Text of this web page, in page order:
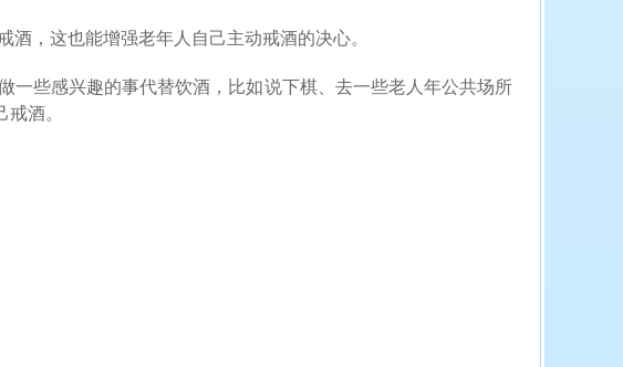
酒，这也能增强老年人自己主动戒酒的决心。
一些感兴趣的事代替饮酒，比如说下棋、去一些老人年公共场所
酒。